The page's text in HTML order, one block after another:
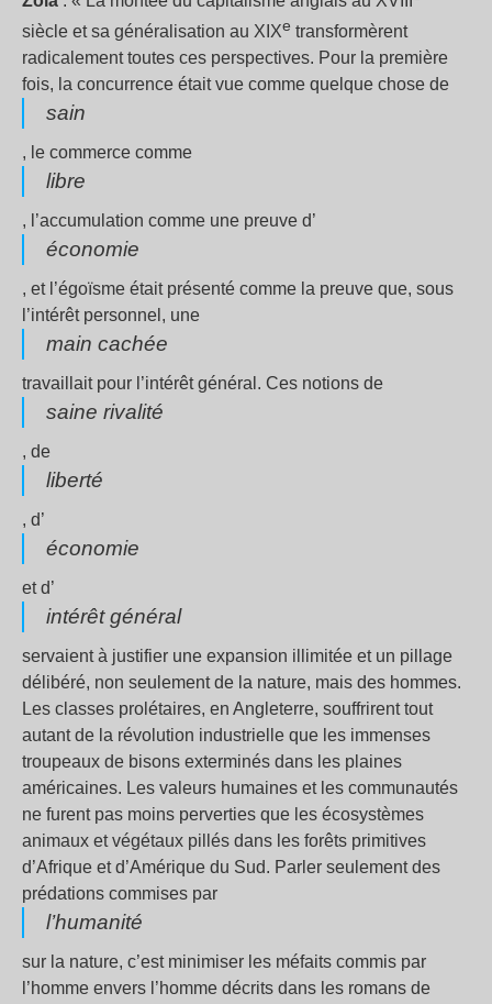
siècle et sa généralisation au XIXe transformèrent
radicalement toutes ces perspectives. Pour la première
fois, la concurrence était vue comme quelque chose de
sain
, le commerce comme
libre
, l’accumulation comme une preuve d’
économie
, et l’égoïsme était présenté comme la preuve que, sous
l’intérêt personnel, une
main cachée
travaillait pour l’intérêt général. Ces notions de
saine rivalité
, de
liberté
, d’
économie
et d’
intérêt général
servaient à justifier une expansion illimitée et un pillage
délibéré, non seulement de la nature, mais des hommes.
Les classes prolétaires, en Angleterre, souffrirent tout
autant de la révolution industrielle que les immenses
troupeaux de bisons exterminés dans les plaines
américaines. Les valeurs humaines et les communautés
ne furent pas moins perverties que les écosystèmes
animaux et végétaux pillés dans les forêts primitives
d’Afrique et d’Amérique du Sud. Parler seulement des
prédations commises par
l’humanité
sur la nature, c’est minimiser les méfaits commis par
l’homme envers l’homme décrits dans les romans de